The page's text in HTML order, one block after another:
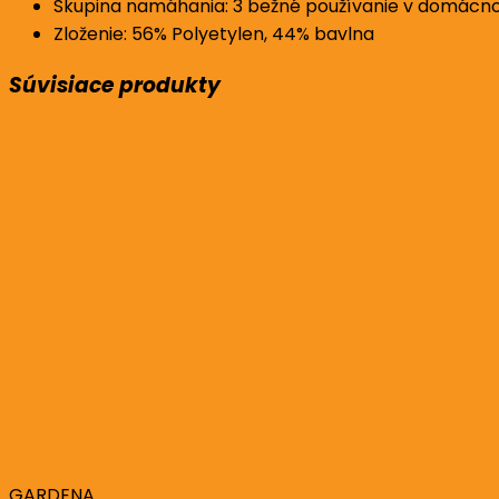
Skupina namáhania: 3 bežné používanie v
Zloženie: 56% Polyetylen, 44% bavlna
Súvisiace produkty